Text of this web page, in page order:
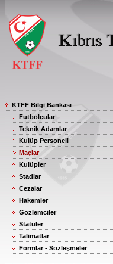
KTFF Bilgi Bankası
Futbolcular
Teknik Adamlar
Kulüp Personeli
Maçlar
Kulüpler
Stadlar
Cezalar
Hakemler
Gözlemciler
Statüler
Talimatlar
Formlar - Sözleşmeler